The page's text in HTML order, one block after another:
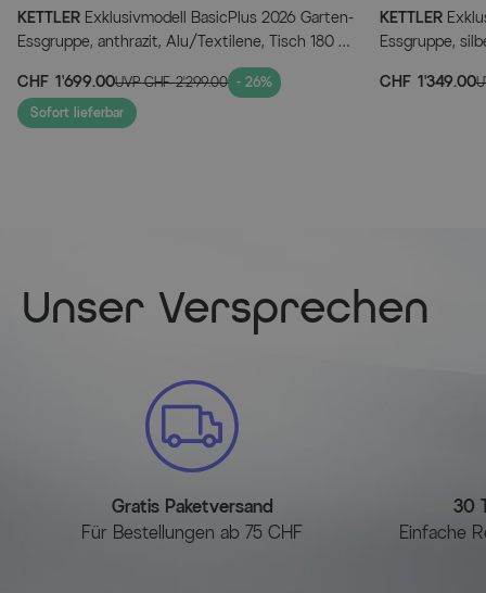
KETTLER Exklusivmodell BasicPlus 2026 Garten-
Essgruppe, anthrazit, Alu/Textilene, Tisch 180 x
90 cm ausziehbar auf 240 cm, 6 Stapelstühle
CHF 1’699.00UVPCHF 2’299.00 - 26%
Sofort lieferbar
KETTLER
Essgruppe,
CHF 1’349.00
Unser Versprechen
Gratis Paketversand
Für Bestellungen ab 75 CHF
30
Einfache